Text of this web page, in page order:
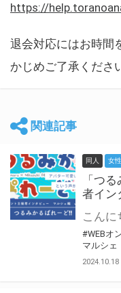
https://
退会対応にはお時間
かじめご了承くださ
関連記事
同人 女
「つ
者イン
#WEBオ
マルシェ
2024.10.18